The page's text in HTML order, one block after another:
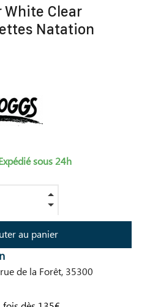
White Clear
Natation
sous 24h
au panier
de la Forêt, 35300